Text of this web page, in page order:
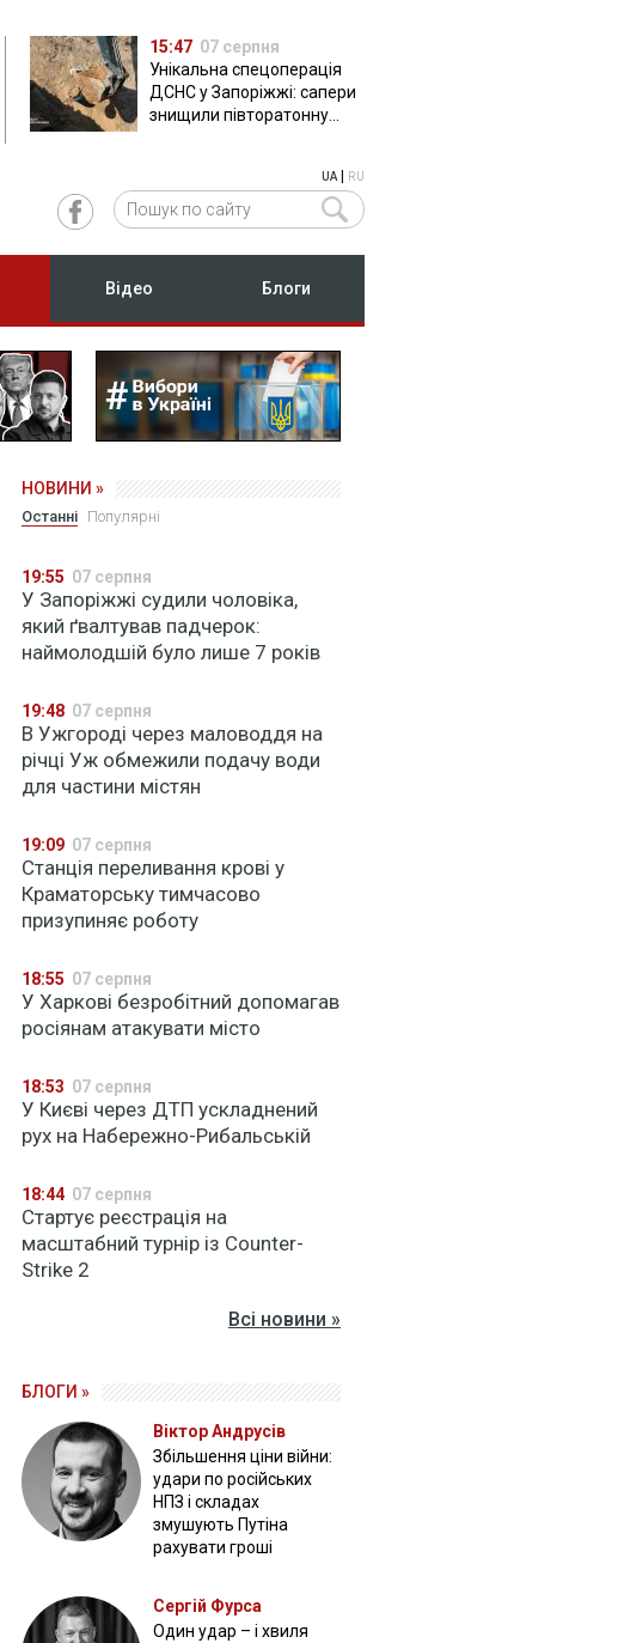
15:47 07 серпня
Унікальна спецоперація
ДСНС у Запоріжжі: сапери
знищили півторатонну
UA| RU
Відео Блоги
НОВИНИ »
Останні Популярні
19:55 07 серпня
У Запоріжжі судили чоловіка,
який ґвалтував падчерок:
наймолодшій було лише 7 років
19:48 07 серпня
В Ужгороді через маловоддя на
річці Уж обмежили подачу води
для частини містян
19:09 07 серпня
Станція переливання крові у
Краматорську тимчасово
призупиняє роботу
18:55 07 серпня
У Харкові безробітний допомагав
росіянам атакувати місто
18:53 07 серпня
У Києві через ДТП ускладнений
рух на Набережно-Рибальській
18:44 07 серпня
Стартує реєстрація на
масштабний турнір із Counter-
Strike 2
Всі новини »
БЛОГИ »
Віктор Андрусів
Збільшення ціни війни:
удари по російських
НПЗ і складах
змушують Путіна
рахувати гроші
Сергій Фурса
Один удар – і хвиля